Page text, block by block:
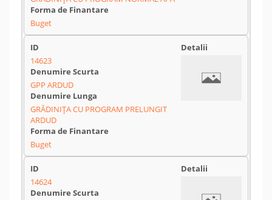
Buget
14623
GPP ARDUD
GRĂDINIȚA CU PROGRAM PRELUNGIT
ARDUD
Buget
14624